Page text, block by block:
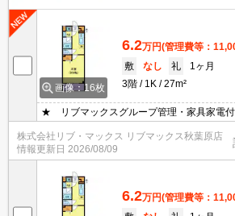
画像：16枚
6.2万円(管理費等：
敷
なし 礼
1ヶ月
3階
1K 27m²
★ リブマックスグループ管理・家具家電
約・鍵ポスト渡し ★ ポケットWi-Fi50/G/月
濯機（設置不可物件無し）、冷蔵庫、電子
ン・照明・ベット・机・イス・カーテンな
具家電撤去相談（実費負担）
株式会社リブ・マックス リブマックス秋葉原店
情報更新日 2026/08/09
6.2万円(管理費等：